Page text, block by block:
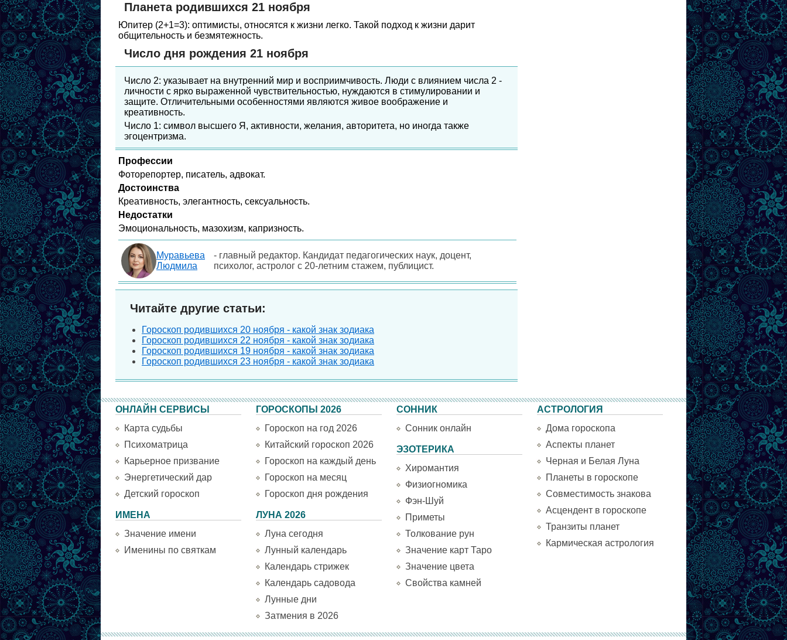
Планета родившихся 21 ноября
Юпитер (2+1=3): оптимисты, относятся к жизни легко. Такой подход к жизни дарит
общительность и безмятежность.
Число дня рождения 21 ноября
Число 2: указывает на внутренний мир и восприимчивость. Люди с влиянием числа 2 -
личности с ярко выраженной чувствительностью, нуждаются в стимулировании и
защите. Отличительными особенностями являются живое воображение и
креативность.
Число 1: символ высшего Я, активности, желания, авторитета, но иногда также
эгоцентризма.
Профессии
Фоторепортер, писатель, адвокат.
Достоинства
Креативность, элегантность, сексуальность.
Недостатки
Эмоциональность, мазохизм, капризность.
Муравьева
Людмила
- главный редактор. Кандидат педагогических наук, доцент,
психолог, астролог с 20-летним стажем, публицист.
Читайте другие статьи:
Гороскоп родившихся 20 ноября - какой знак зодиака
Гороскоп родившихся 22 ноября - какой знак зодиака
Гороскоп родившихся 19 ноября - какой знак зодиака
Гороскоп родившихся 23 ноября - какой знак зодиака
ОНЛАЙН СЕРВИСЫ
Карта судьбы
Психоматрица
Карьерное призвание
Энергетический дар
Детский гороскоп
ИМЕНА
Значение имени
Именины по святкам
ГОРОСКОПЫ 2026
Гороскоп на год 2026
Китайский гороскоп 2026
Гороскоп на каждый день
Гороскоп на месяц
Гороскоп дня рождения
ЛУНА 2026
Луна сегодня
Лунный календарь
Календарь стрижек
Календарь садовода
Лунные дни
Затмения в 2026
СОННИК
Сонник онлайн
ЭЗОТЕРИКА
Хиромантия
Физиогномика
Фэн-Шуй
Приметы
Толкование рун
Значение карт Таро
Значение цвета
Свойства камней
АСТРОЛОГИЯ
Дома гороскопа
Аспекты планет
Черная и Белая Луна
Планеты в гороскопе
Совместимость знакова
Асцендент в гороскопе
Транзиты планет
Кармическая астрология